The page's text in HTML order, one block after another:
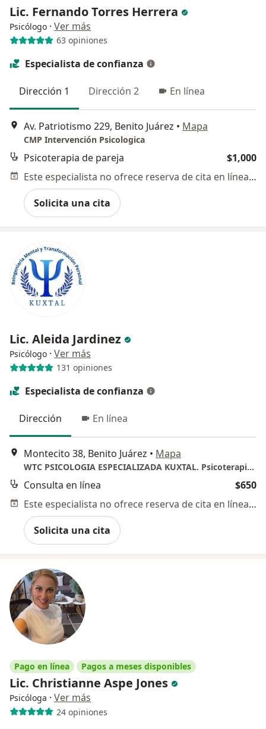
Lic. Fernando Torres Herrera
Psicólogo · Ver más
63 opiniones
Especialista de confianza
Dirección 1 Dirección 2 En línea
Av. Patriotismo 229, Benito Juárez • Mapa
CMP Intervención Psicologica
Psicoterapia de pareja
$1,000
Este especialista no ofrece reserva de cita en línea en esta dirección.
Solicita una cita
Lic. Aleida Jardinez
Psicólogo · Ver más
131 opiniones
Especialista de confianza
Dirección En línea
Montecito 38, Benito Juárez • Mapa
WTC PSICOLOGIA ESPECIALIZADA KUXTAL. Psicoterapia, Tanatología y Terapia de pareja.
Consulta en línea
$650
Este especialista no ofrece reserva de cita en línea en esta dirección.
Solicita una cita
Pago en línea Pagos a meses disponibles
Lic. Christianne Aspe Jones
Psicóloga · Ver más
24 opiniones